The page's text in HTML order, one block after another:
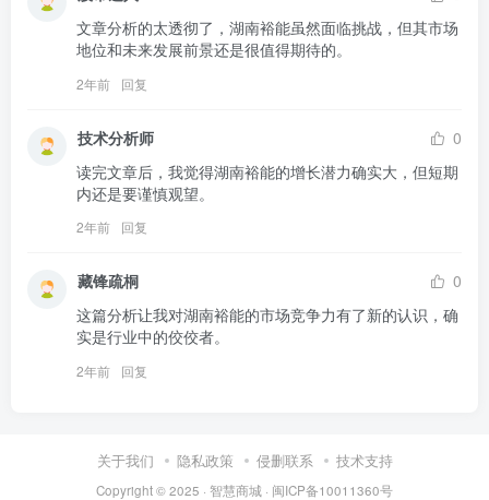
文章分析的太透彻了，湖南裕能虽然面临挑战，但其市场
地位和未来发展前景还是很值得期待的。
2年前 回复
技术分析师
0
读完文章后，我觉得湖南裕能的增长潜力确实大，但短期
内还是要谨慎观望。
2年前 回复
藏锋疏桐
0
这篇分析让我对湖南裕能的市场竞争力有了新的认识，确
实是行业中的佼佼者。
2年前 回复
关于我们 隐私政策 侵删联系 技术支持
Copyright © 2025 · 智慧商城 · 闽ICP备10011360号